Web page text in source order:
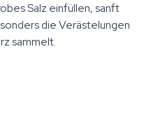
Salz einfüllen, sanft
die Verästelungen
sammelt.